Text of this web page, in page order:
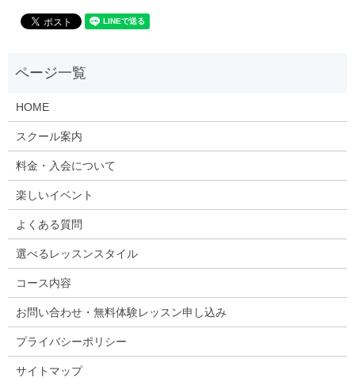
HOME
スクール案内
料金・入会について
楽しいイベント
よくある質問
選べるレッスンスタイル
コース内容
お問い合わせ・無料体験レッスン申し込み
プライバシーポリシー
サイトマップ